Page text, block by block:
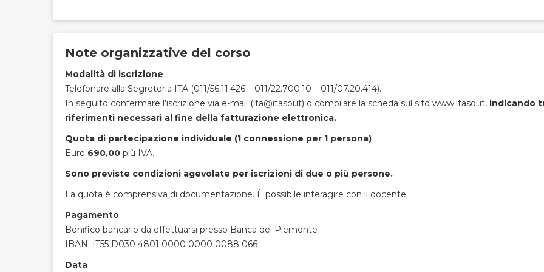
Note organizzative del corso
Modalità di iscrizione
Telefonare alla Segreteria ITA (011/56.11.426 – 011/22.700.10 – 011/07.20.414).
In seguito confermare l’iscrizione via e-mail (ita@itasoi.it) o compilare la scheda sul sito www.itasoi.it, indicando
riferimenti necessari al fine della fatturazione elettronica.
Quota di partecipazione individuale (1 connessione per 1 persona)
Euro 690,00 più IVA.
Sono previste condizioni agevolate per iscrizioni di due o più persone.
La quota è comprensiva di documentazione. È possibile interagire con il docente.
Pagamento
Bonifico bancario da effettuarsi presso Banca del Piemonte
IBAN: IT55 D030 4801 0000 0000 0088 066
Data